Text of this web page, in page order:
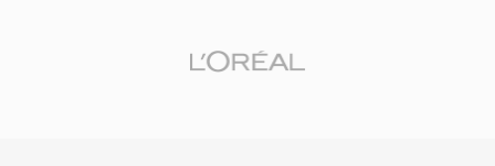
Kanalkonfigurationen und eignet sich damit